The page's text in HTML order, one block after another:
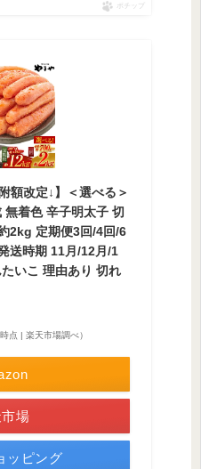
ポチップ
額改定↓】＜選べる＞
無着色 辛子明太子 切
2kg 定期便3回/4回/6
送時期 11月/12月/1
いこ 理由あり 切れ
点 | 楽天市場調べ）
場
ッピング